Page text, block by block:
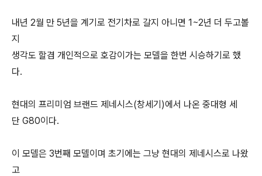
내년 2월 만 5년을 계기로 전기차로 갈지 아니면 1~2년 더 두고볼
지
생각도 할겸 개인적으로 호감이가는 모델을 한번 시승하기로 했
다.
현대의 프리미엄 브랜드 제네시스(창세기)에서 나온 중대형 세
단 G80이다.
이 모델은 3번째 모델이며 초기에는 그냥 현대의 제네시스로 나왔
고